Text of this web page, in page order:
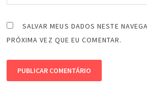
SALVAR MEUS DADOS NESTE
PRÓXIMA VEZ QUE EU COMENTAR.